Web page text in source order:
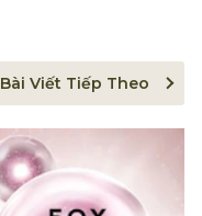
Bài Viết Tiếp Theo